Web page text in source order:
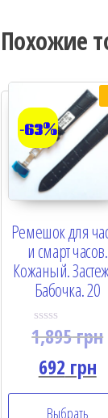
Похожие
-63%
Ремешок для
и смарт часов.
Кожаный.
Бабочка. 20
R
a
e
d
0
1,895грн
692 грн
Выбрать